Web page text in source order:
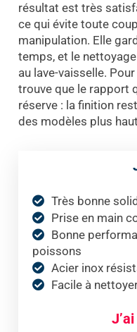
résultat est très
ce qui évite toute
manipulation. Elle
temps, et le
au lave-vaisselle.
trouve que le rapport
réserve : la finition
des modèles plus
Très bonne
Prise en main
Bonne
poissons
Acier inox
Facile à